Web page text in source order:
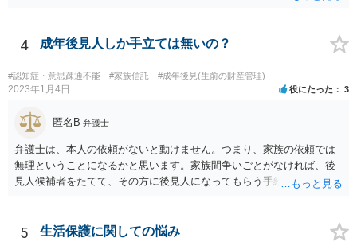
4 成年後見人しか手立ては無いの？
#認知症・意思疎通不能 #家族信託 #成年後見(生前の財産管理)
2023年1月4日 役にたった 3
匿名B 弁護士
弁護士は、本人の依頼がないと動けません。つまり、家族の依頼では
無理ということになるかと思います。家族間争いごとがなければ、後
見人候補者をたてて、その方に後見人になってもらう手続をすすめた
5 生活保護に関しての悩み